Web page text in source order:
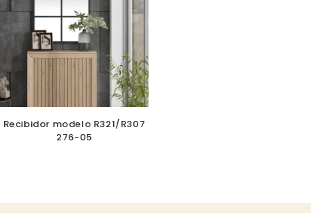
Recibidor modelo R321/R307
276-05